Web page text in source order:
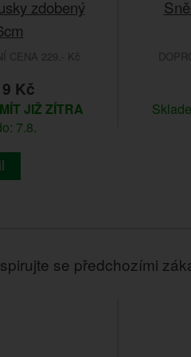
zdobený
CENA 229.- Kč
Kč
JIŽ ZÍTRA
7.8.
se předchozími